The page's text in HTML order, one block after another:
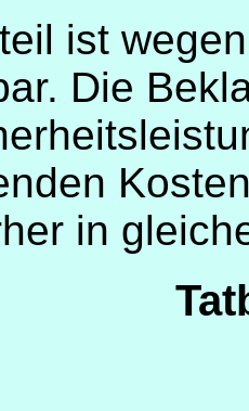
ist
Die
in